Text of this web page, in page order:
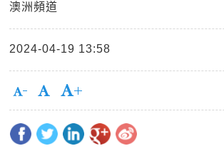
澳洲頻道
2024-04-19 13:58